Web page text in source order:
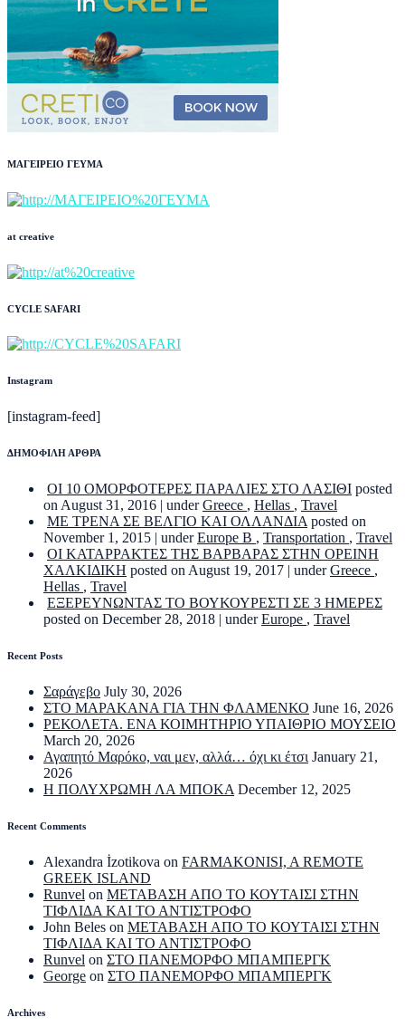
ΜΑΓΕΙΡΕΙΟ ΓΕΥΜΑ
at creative
CYCLE SAFARI
Instagram
[instagram-feed]
ΔΗΜΟΦΙΛΗ ΑΡΘΡΑ
ΟΙ 10 ΟΜΟΡΦΟΤΕΡΕΣ ΠΑΡΑΛΙΕΣ ΣΤΟ ΛΑΣΙΘΙ posted
on August 31, 2016 | underGreece , Hellas , Travel
ΜΕ ΤΡΕΝΑ ΣΕ ΒΕΛΓΙΟ ΚΑΙ ΟΛΛΑΝΔΙΑ posted on
November 1, 2015 | underEurope B , Transportation , Travel
ΟΙ ΚΑΤΑΡΡΑΚΤΕΣ ΤΗΣ ΒΑΡΒΑΡΑΣ ΣΤΗΝ ΟΡΕΙΝΗ
ΧΑΛΚΙΔΙΚΗ posted on August 19, 2017 | underGreece ,
Hellas , Travel
ΕΞΕΡΕΥΝΩΝΤΑΣ ΤΟ ΒΟΥΚΟΥΡΕΣΤΙ ΣΕ 3 ΗΜΕΡΕΣ
posted on December 28, 2018 | underEurope , Travel
Recent Posts
Σαράγεβο July 30, 2026
ΣΤΟ ΜΑΡΑΚΑΝΑ ΓΙΑ ΤΗΝ ΦΛΑΜΕΝΚΟ June 16, 2026
ΡΕΚΟΛΕΤΑ. ΕΝΑ ΚΟΙΜΗΤΗΡΙΟ ΥΠΑΙΘΡΙΟ ΜΟΥΣΕΙΟ
March 20, 2026
Αγαπητό Μαρόκο, ναι μεν, αλλά… όχι κι έτσι January 21,
2026
Η ΠΟΛΥΧΡΩΜΗ ΛΑ ΜΠΟΚΑ December 12, 2025
Recent Comments
Alexandra İzotikova on FARMAKONISI, A REMOTE
GREEK ISLAND
Runvel on ΜΕΤΑΒΑΣΗ ΑΠΟ ΤΟ ΚΟΥΤΑΙΣΙ ΣΤΗΝ
ΤΙΦΛΙΔΑ ΚΑΙ ΤΟ ΑΝΤΙΣΤΡΟΦΟ
John Beles on ΜΕΤΑΒΑΣΗ ΑΠΟ ΤΟ ΚΟΥΤΑΙΣΙ ΣΤΗΝ
ΤΙΦΛΙΔΑ ΚΑΙ ΤΟ ΑΝΤΙΣΤΡΟΦΟ
Runvel on ΣΤΟ ΠΑΝΕΜΟΡΦΟ ΜΠΑΜΠΕΡΓΚ
George on ΣΤΟ ΠΑΝΕΜΟΡΦΟ ΜΠΑΜΠΕΡΓΚ
Archives